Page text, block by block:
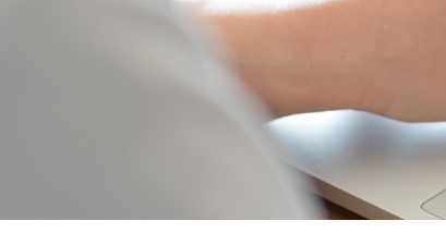
次回せり市の情報
特別栽培農産物認証業務終了のお知らせ
葬儀・斎場案内
事業所・施設一覧